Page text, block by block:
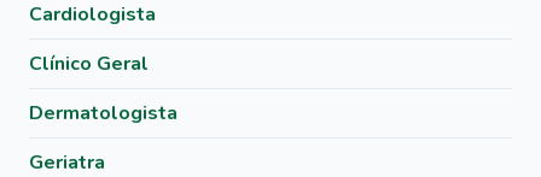
Cardiologista
Clínico Geral
Dermatologista
Geriatra